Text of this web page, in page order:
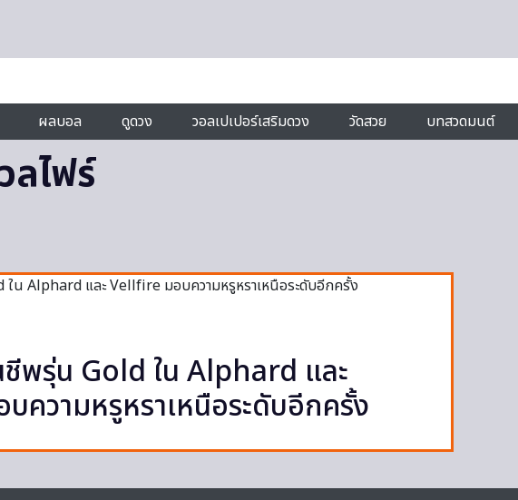
ผลบอล ดูดวง วอลเปเปอร์เสริมดวง วัดสวย บทสวดมนต์
ลไฟร์
พรุ่น Gold ใน Alphard และ
ความหรูหราเหนือระดับอีกครั้ง